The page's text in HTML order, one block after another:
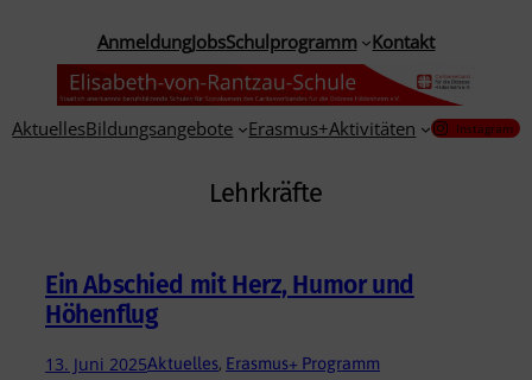
springen
AnmeldungJobsSchulprogramm Kontakt
AktuellesBildungsangebote Erasmus+Aktivitäten Instagram
Lehrkräfte
Ein Abschied mit Herz, Humor und
Höhenflug
13. Juni 2025Aktuelles, Erasmus+ Programm